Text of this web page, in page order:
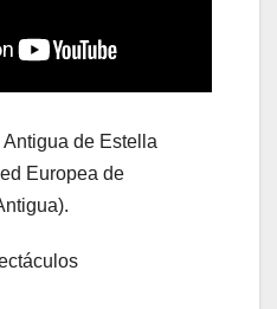
de Estella
Europea de